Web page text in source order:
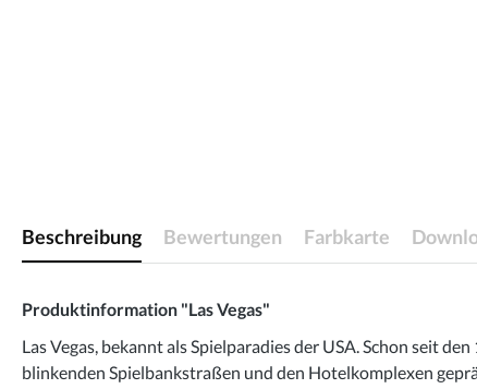
Beschreibung Bewertungen Farbkarte
Produktinformation "Las Vegas"
Las Vegas, bekannt als Spielparadies der USA. Schon seit
blinkenden Spielbankstraßen und den Hotelkomplexen